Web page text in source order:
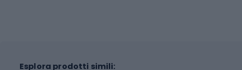
Esplora prodotti simili: